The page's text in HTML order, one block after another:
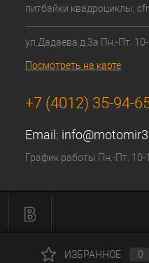
питбайки квадроциклы,
ул.Дадаева д.3а Пн.-Пт.
Посмотреть на карте
+7 (4012) 35-94-
Email:
График работы Пн.-Пт. 10-
ИЗБРАННОЕ 0